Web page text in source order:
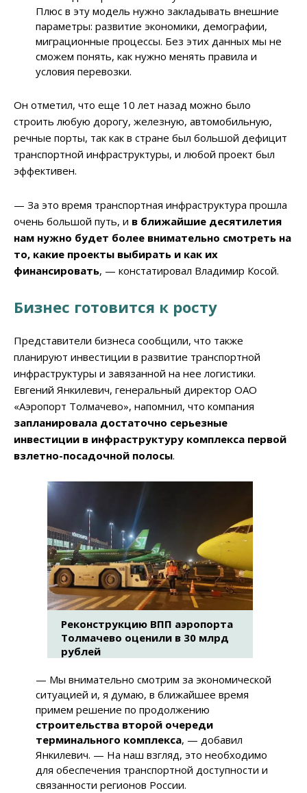
Плюс в эту модель нужно закладывать внешние
параметры: развитие экономики, демографии,
миграционные процессы. Без этих данных мы не
сможем понять, как нужно менять правила и
условия перевозки.
Он отметил, что еще 10 лет назад можно было
строить любую дорогу, железную, автомобильную,
речные порты, так как в стране был большой дефицит
транспортной инфраструктуры, и любой проект был
эффективен.
— За это время транспортная инфраструктура прошла
очень большой путь, и в ближайшие десятилетия
нам нужно будет более внимательно смотреть на
то, какие проекты выбирать и как их
финансировать, — констатировал Владимир Косой.
Бизнес готовится к росту
Представители бизнеса сообщили, что также
планируют инвестиции в развитие транспортной
инфраструктуры и завязанной на нее логистики.
Евгений Янкилевич, генеральный директор ОАО
«Аэропорт Толмачево», напомнил, что компания
запланировала достаточно серьезные
инвестиции в инфраструктуру комплекса первой
взлетно-посадочной полосы.
Реконструкцию ВПП аэропорта
Толмачево оценили в 30 млрд
рублей
— Мы внимательно смотрим за экономической
ситуацией и, я думаю, в ближайшее время
примем решение по продолжению
строительства второй очереди
терминального комплекса, — добавил
Янкилевич. — На наш взгляд, это необходимо
для обеспечения транспортной доступности и
связанности регионов России.